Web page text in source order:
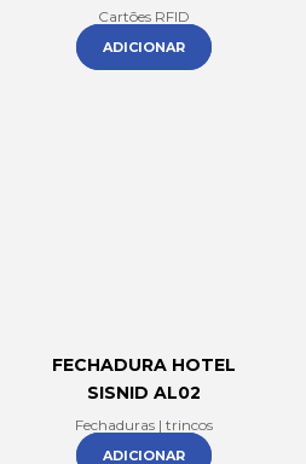
Cartões RFID
ADICIONAR
FECHADURA HOTEL
SISNID AL02
Fechaduras | trincos
ADICIONAR